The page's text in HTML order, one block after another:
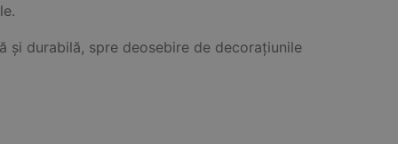
și durabilă, spre deosebire de decorațiunile